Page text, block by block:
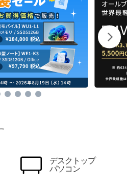
¥184,800 税込
¥97,790 税込
デスクトップ
パソコン